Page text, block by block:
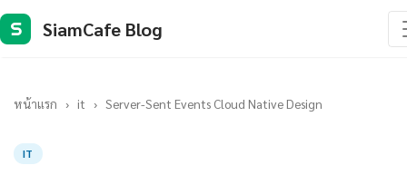
S SiamCafe Blog
หน้าแรก › it › Server-Sent Events Cloud Native Design
IT